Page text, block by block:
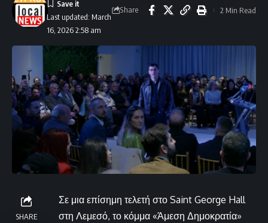
Last updated: March
16, 2026 2:58 am
Share 2 Min Read
SHARE
Σε μια επίσημη τελετή στο Saint George Hall
στη Λεμεσό, το κόμμα «Άμεση Δημοκρατία»